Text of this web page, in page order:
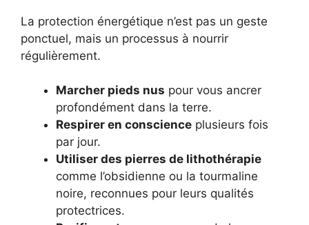
La protection énergétique n’est pas un geste
ponctuel, mais un processus à nourrir
régulièrement.
Marcher pieds nus pour vous ancrer
profondément dans la terre.
Respirer en conscience plusieurs fois
par jour.
Utiliser des pierres de lithothérapie
comme l’obsidienne ou la tourmaline
noire, reconnues pour leurs qualités
protectrices.